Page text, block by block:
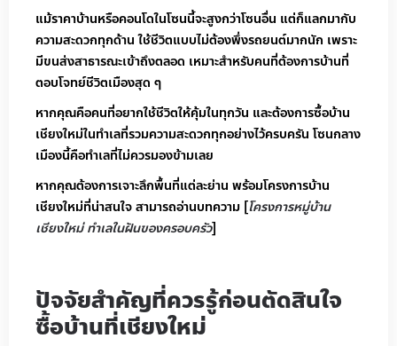
แม้ราคาบ้านหรือคอนโดในโซนนี้จะสูงกว่าโซนอื่น แต่ก็แลกมากับ
ความสะดวกทุกด้าน ใช้ชีวิตแบบไม่ต้องพึ่งรถยนต์มากนัก เพราะ
มีขนส่งสาธารณะเข้าถึงตลอด เหมาะสำหรับคนที่ต้องการบ้านที่
ตอบโจทย์ชีวิตเมืองสุด ๆ
หากคุณคือคนที่อยากใช้ชีวิตให้คุ้มในทุกวัน และต้องการซื้อบ้าน
เชียงใหม่ในทำเลที่รวมความสะดวกทุกอย่างไว้ครบครัน โซนกลาง
เมืองนี้คือทำเลที่ไม่ควรมองข้ามเลย
หากคุณต้องการเจาะลึกพื้นที่แต่ละย่าน พร้อมโครงการบ้าน
เชียงใหม่ที่น่าสนใจ สามารถอ่านบทความ [โครงการหมู่บ้าน
เชียงใหม่ ทำเลในฝันของครอบครัว]
ปัจจัยสำคัญที่ควรรู้ก่อนตัดสินใจ
ซื้อบ้านที่เชียงใหม่